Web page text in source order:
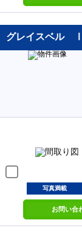
グレイスベル Ⅰ
写真満載
お問い合